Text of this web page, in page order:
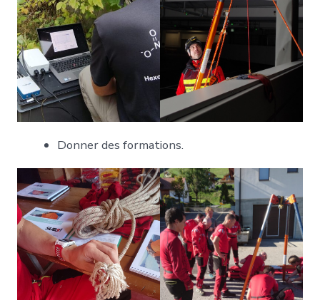
Donner des formations.